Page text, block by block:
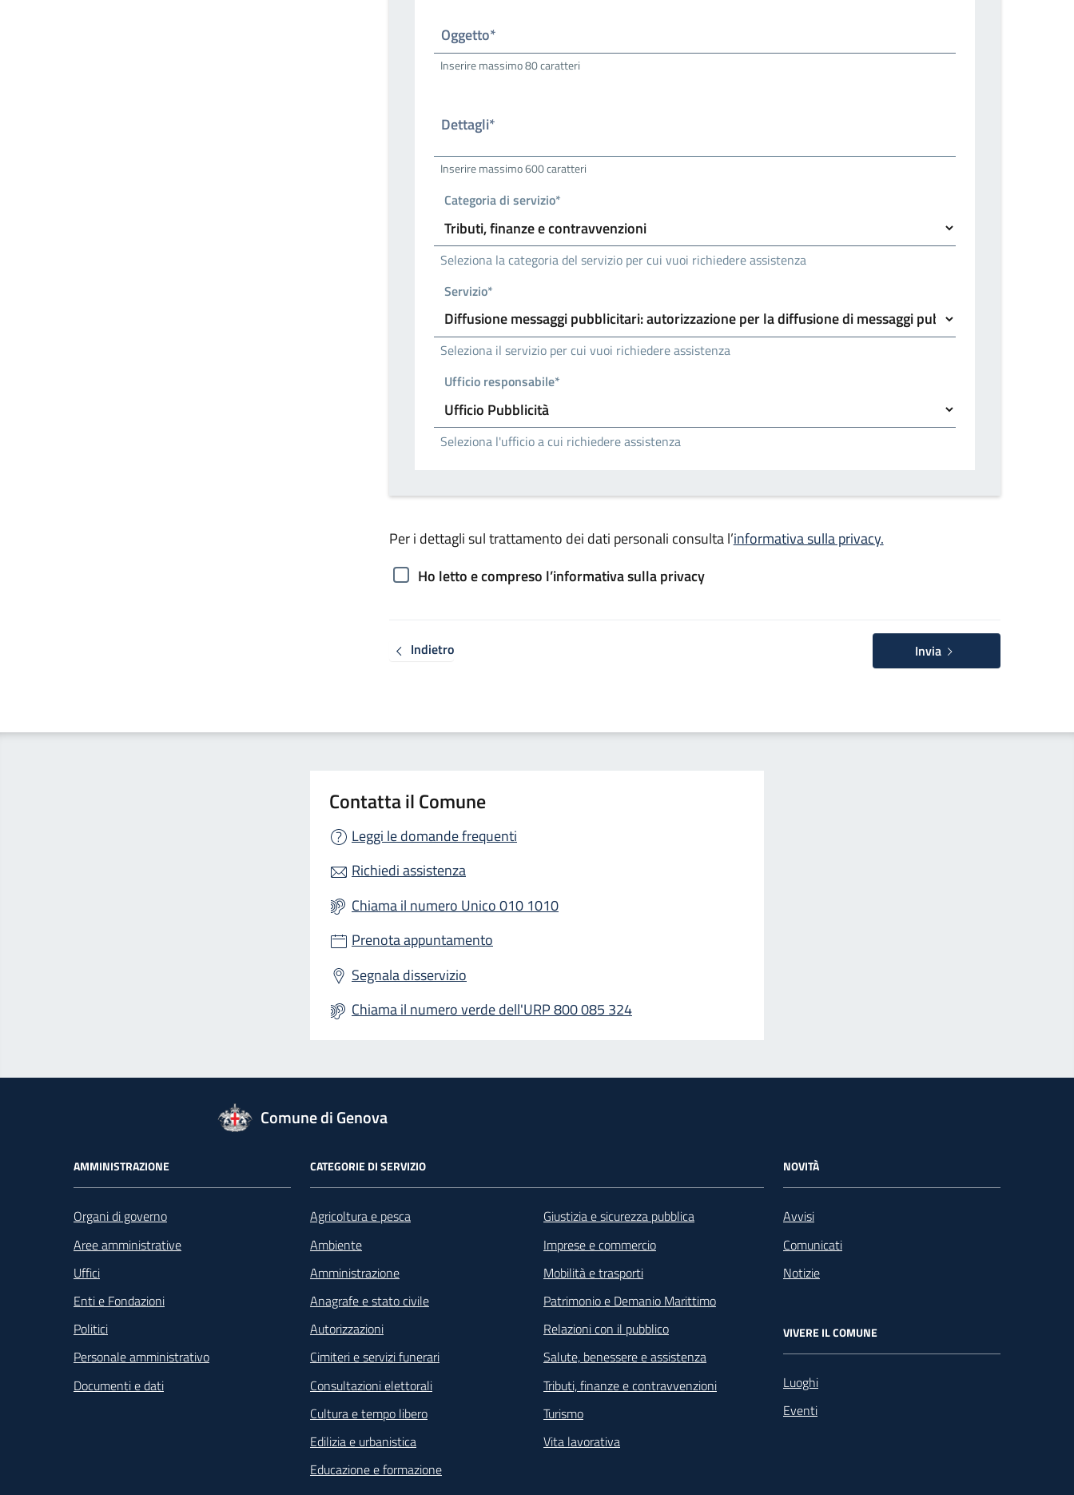
Oggetto*
Inserire massimo 80 caratteri
Dettagli*
Inserire massimo 600 caratteri
Categoria di servizio*
Seleziona la categoria del servizio per cui vuoi richiedere assistenza
Servizio*
Seleziona il servizio per cui vuoi richiedere assistenza
Ufficio responsabile*
Seleziona l'ufficio a cui richiedere assistenza
Per i dettagli sul trattamento dei dati personali consulta l’informativa sulla privacy.
Ho letto e compreso l’informativa sulla privacy
Indietro Invia
Contatta il Comune
Leggi le domande frequenti
Richiedi assistenza
Chiama il numero Unico 010 1010
Prenota appuntamento
Segnala disservizio
Chiama il numero verde dell'URP 800 085 324
Comune di Genova
Footer - Navigazione
AMMINISTRAZIONE
Organi di governo
Aree amministrative
Uffici
Enti e Fondazioni
Politici
Personale amministrativo
Documenti e dati
CATEGORIE DI SERVIZIO
Agricoltura e pesca
Ambiente
Amministrazione
Anagrafe e stato civile
Autorizzazioni
Cimiteri e servizi funerari
Consultazioni elettorali
Cultura e tempo libero
Edilizia e urbanistica
Educazione e formazione
Giustizia e sicurezza pubblica
Imprese e commercio
Mobilità e trasporti
Patrimonio e Demanio Marittimo
Relazioni con il pubblico
Salute, benessere e assistenza
Tributi, finanze e contravvenzioni
Turismo
Vita lavorativa
NOVITÀ
Avvisi
Comunicati
Notizie
VIVERE IL COMUNE
Luoghi
Eventi